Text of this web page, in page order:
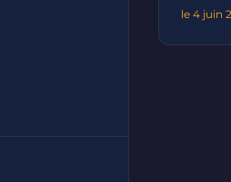
le 4 juin